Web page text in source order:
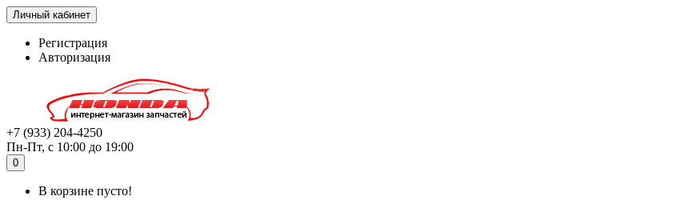
Личный кабинет
Регистрация
Авторизация
+7 (933) 204-4250
Пн-Пт, с 10:00 до 19:00
0
В корзине пусто!